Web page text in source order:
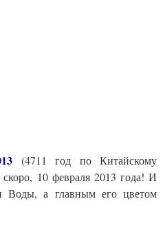
(4711 год по Китайскому
10 февраля 2013 года! И
Воды, а главным его цветом